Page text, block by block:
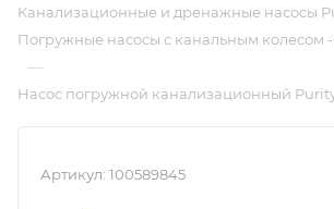
Канализационные и дренажные насосы
Погружные насосы с канальным колесом
—
Насос погружной канализационный
Артикул: 100589845